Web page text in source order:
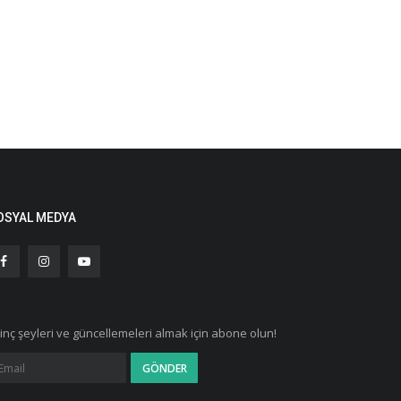
MEDYA
şeyleri ve güncellemeleri almak için abone olun!